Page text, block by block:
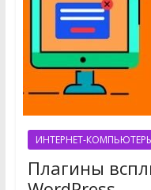
ИНТЕРНЕТ-
Плагины